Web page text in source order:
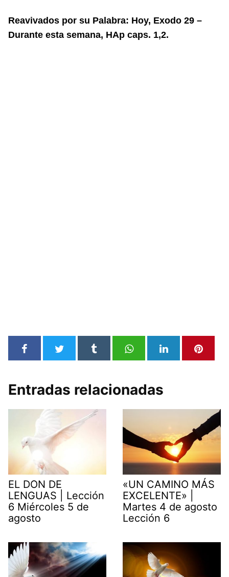
Reavivados por su Palabra: Hoy, Exodo 29 –
Durante esta semana, HAp caps. 1,2.
Entradas relacionadas
EL DON DE
LENGUAS | Lección
6 Miércoles 5 de
agosto
«UN CAMINO MÁS
EXCELENTE» |
Martes 4 de agosto
Lección 6